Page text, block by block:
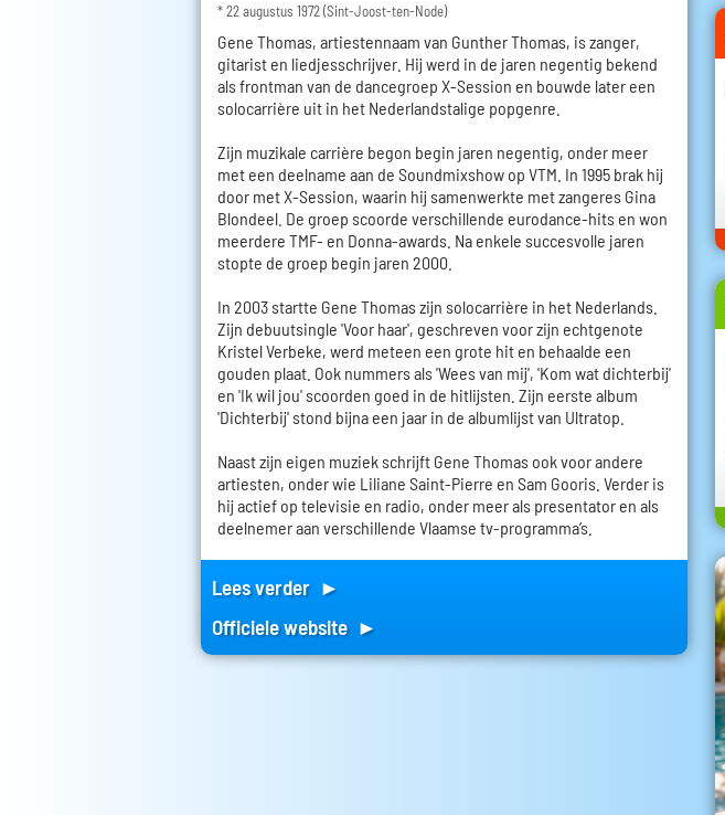
* 22 augustus 1972 (Sint-Joost-ten-Node)
Gene Thomas, artiestennaam van Gunther Thomas, is zanger,
gitarist en liedjesschrijver. Hij werd in de jaren negentig bekend
als frontman van de dancegroep X-Session en bouwde later een
solocarrière uit in het Nederlandstalige popgenre.
Zijn muzikale carrière begon begin jaren negentig, onder meer
met een deelname aan de Soundmixshow op VTM. In 1995 brak hij
door met X-Session, waarin hij samenwerkte met zangeres Gina
Blondeel. De groep scoorde verschillende eurodance-hits en won
meerdere TMF- en Donna-awards. Na enkele succesvolle jaren
stopte de groep begin jaren 2000.
In 2003 startte Gene Thomas zijn solocarrière in het Nederlands.
Zijn debuutsingle 'Voor haar', geschreven voor zijn echtgenote
Kristel Verbeke, werd meteen een grote hit en behaalde een
gouden plaat. Ook nummers als 'Wees van mij', 'Kom wat dichterbij'
en 'Ik wil jou' scoorden goed in de hitlijsten. Zijn eerste album
'Dichterbij' stond bijna een jaar in de albumlijst van Ultratop.
Naast zijn eigen muziek schrijft Gene Thomas ook voor andere
artiesten, onder wie Liliane Saint-Pierre en Sam Gooris. Verder is
hij actief op televisie en radio, onder meer als presentator en als
deelnemer aan verschillende Vlaamse tv-programma’s.
Lees verder ►
Officiele website ►